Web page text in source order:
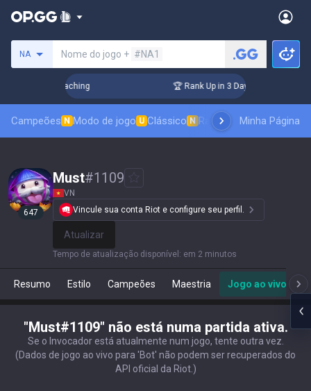
NA Nome do jogo + #NA1
Challenger Coaching 🏆 Rank Up in 3 Days! Challenger
Campeões N Modo de jogo U Clássico N Ranking de skins
Minha Página
647
Must#1109
VN
Vincule sua conta Riot e configure seu perfil.
Atualizar
Tempo de atualização disponível : em 2 minutos
Resumo Estilo Campeões Maestria Jogo ao vivo
"Must#1109" não está numa partida ativa.
Se o Invocador está atualmente num jogo, tente outra vez.
(Dados de jogo ao vivo para 'Bot' não podem ser recuperados do
API oficial da Riot.)